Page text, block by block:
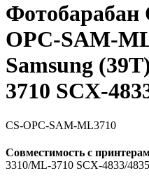
Фотобарабан
OPC-SAM-
Samsung
3710 SCX-
CS-OPC-SAM-ML3710
Совместимость с
3310/ML-3710 SCX-4833/